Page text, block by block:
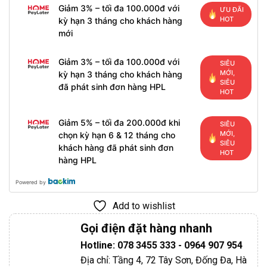
Giảm 3% – tối đa 100.000đ với
kỳ hạn 3 tháng cho khách hàng
mới
ƯU ĐÃI
HOT
Giảm 3% – tối đa 100.000đ với
kỳ hạn 3 tháng cho khách hàng
đã phát sinh đơn hàng HPL
SIÊU
MỚI,
SIÊU
HOT
Giảm 5% – tối đa 200.000đ khi
chọn kỳ hạn 6 & 12 tháng cho
khách hàng đã phát sinh đơn
hàng HPL
SIÊU
MỚI,
SIÊU
HOT
Powered by
Add to wishlist
Gọi điện đặt hàng nhanh
Hotline: 078 3455 333 - 0964 907 954
Địa chỉ: Tầng 4, 72 Tây Sơn, Đống Đa, Hà